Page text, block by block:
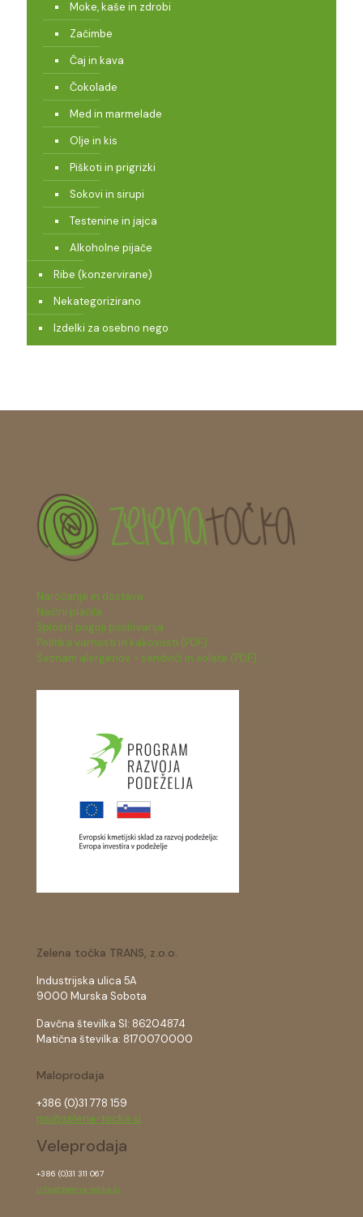
Moke, kaše in zdrobi
Začimbe
Čaj in kava
Čokolade
Med in marmelade
Olje in kis
Piškoti in prigrizki
Sokovi in sirupi
Testenine in jajca
Alkoholne pijače
Ribe (konzervirane)
Nekategorizirano
Izdelki za osebno nego
Naročanje in dostava
Načini plačila
Splošni pogoji poslovanja
Politika varnosti in kakovosti (PDF)
Seznam alergenov - sendviči in solate (PDF)
Zelena točka TRANS, z.o.o.
Industrijska ulica 5A
9000 Murska Sobota
Davčna številka SI: 86204874
Matična številka: 8170070000
Maloprodaja
+386 (0)31 778 159
ms@zelena-tocka.si
Veleprodaja
+386 (0)31 311 067
info@zelena-tocka.si